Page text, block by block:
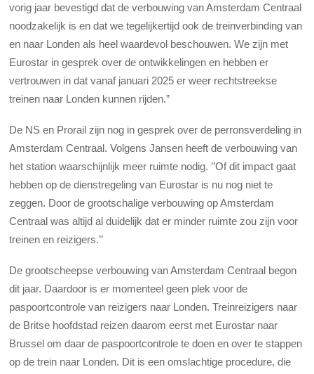
vorig jaar bevestigd dat de verbouwing van Amsterdam Centraal
noodzakelijk is en dat we tegelijkertijd ook de treinverbinding van
en naar Londen als heel waardevol beschouwen. We zijn met
Eurostar in gesprek over de ontwikkelingen en hebben er
vertrouwen in dat vanaf januari 2025 er weer rechtstreekse
treinen naar Londen kunnen rijden.”
De NS en Prorail zijn nog in gesprek over de perronsverdeling in
Amsterdam Centraal. Volgens Jansen heeft de verbouwing van
het station waarschijnlijk meer ruimte nodig. ’’Of dit impact gaat
hebben op de dienstregeling van Eurostar is nu nog niet te
zeggen. Door de grootschalige verbouwing op Amsterdam
Centraal was altijd al duidelijk dat er minder ruimte zou zijn voor
treinen en reizigers.’’
De grootscheepse verbouwing van Amsterdam Centraal begon
dit jaar. Daardoor is er momenteel geen plek voor de
paspoortcontrole van reizigers naar Londen. Treinreizigers naar
de Britse hoofdstad reizen daarom eerst met Eurostar naar
Brussel om daar de paspoortcontrole te doen en over te stappen
op de trein naar Londen. Dit is een omslachtige procedure, die